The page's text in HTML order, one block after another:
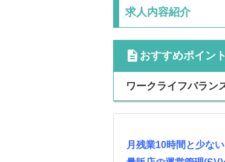
求人内容紹介
cdescription おすすめポイント
ワークライフバラン
月残業10時間と少ない